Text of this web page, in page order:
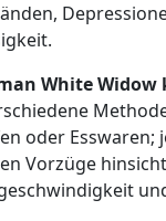
White Widow
oder Esswaren;
Vorzüge